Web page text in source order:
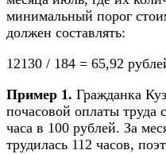
минимальный порог
должен составлять:
12130 / 184 = 65,92
Пример 1. Гражданка
почасовой оплаты труда
часа в 100 рублей. За
трудилась 112 часов,